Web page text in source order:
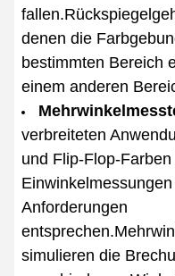
denen die
bestimmten Bereich
einem anderen
verbreiteten
und Flip-Flop-
Anforderungen
simulieren die